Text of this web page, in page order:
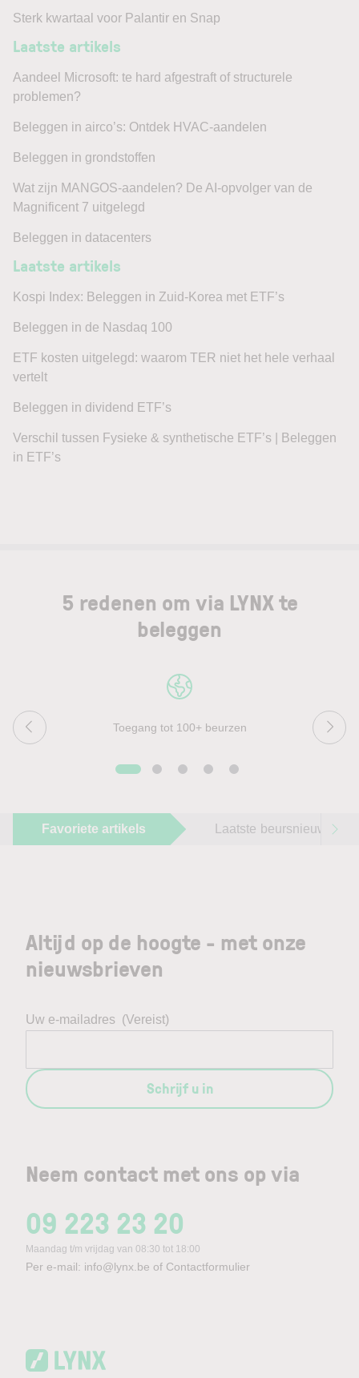
Sterk kwartaal voor Palantir en Snap
Laatste artikels
Aandeel Microsoft: te hard afgestraft of structurele
problemen?
Beleggen in airco’s: Ontdek HVAC-aandelen
Beleggen in grondstoffen
Wat zijn MANGOS-aandelen? De AI-opvolger van de
Magnificent 7 uitgelegd
Beleggen in datacenters
Laatste artikels
Kospi Index: Beleggen in Zuid-Korea met ETF’s
Beleggen in de Nasdaq 100
ETF kosten uitgelegd: waarom TER niet het hele verhaal
vertelt
Beleggen in dividend ETF’s
Verschil tussen Fysieke & synthetische ETF’s | Beleggen
in ETF’s
5 redenen om via LYNX te
beleggen
Toegang tot 100+ beurzen
Favoriete artikels Laatste beursnieuws
Neem contact met ons op via
09 223 23 20
Maandag t/m vrijdag van 08:30 tot 18:00
Per e-mail: info@lynx.be of Contactformulier
Altijd op de hoogte - met onze
nieuwsbrieven
Uw e-mailadres (Vereist)
Schrijf u in